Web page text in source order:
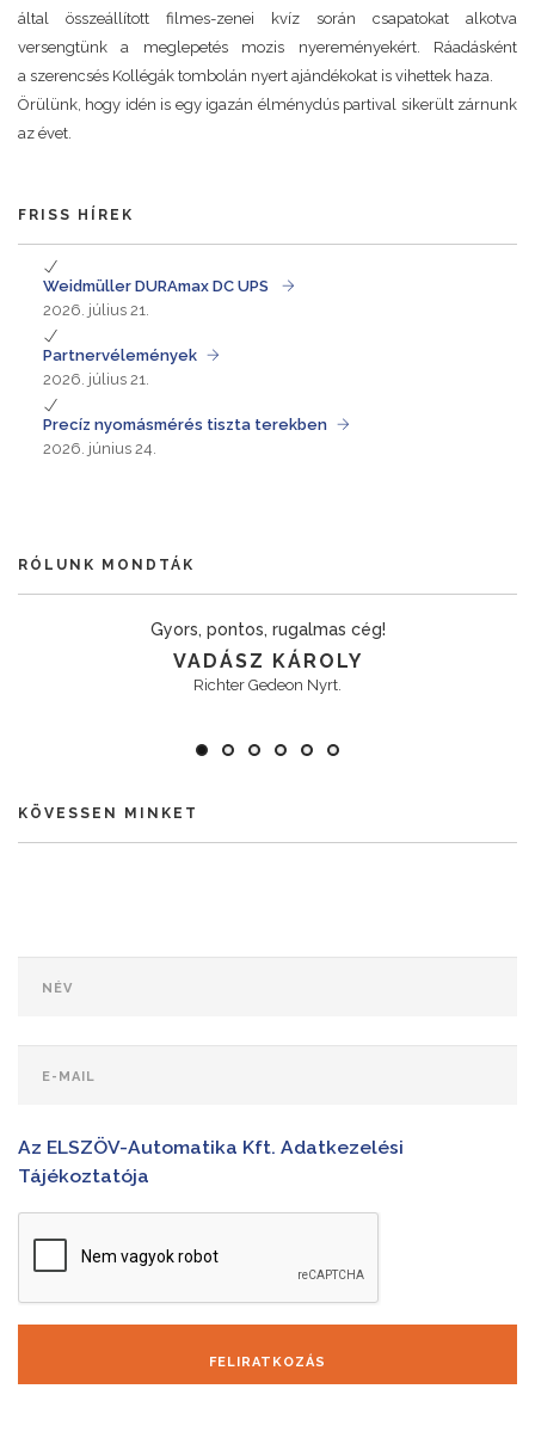
által összeállított filmes-zenei kvíz során csapatokat alkotva
versengtünk a meglepetés mozis nyereményekért. Ráadásként
a szerencsés Kollégák tombolán nyert ajándékokat is vihettek haza.
Örülünk, hogy idén is egy igazán élménydús partival sikerült zárnunk
az évet.
FRISS HÍREK
Weidmüller DURAmax DC UPS
2026. július 21.
Partnervélemények
2026. július 21.
Precíz nyomásmérés tiszta terekben
2026. június 24.
RÓLUNK MONDTÁK
Gyors, pontos, rugalmas cég!
VADÁSZ KÁROLY
Richter Gedeon Nyrt.
KÖVESSEN MINKET
Az ELSZÖV-Automatika Kft. Adatkezelési
Tájékoztatója
FELIRATKOZÁS